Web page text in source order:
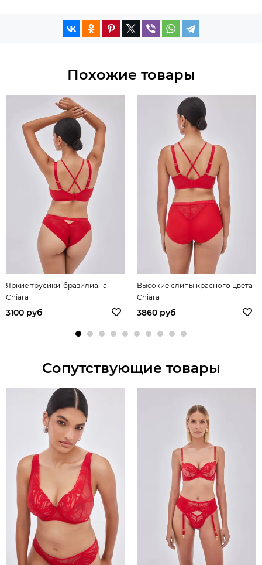
Похожие товары
Яркие трусики-бразилиана
Chiara
3100 руб
Высокие слипы красного цвета
Chiara
3860 руб
Сопутствующие товары